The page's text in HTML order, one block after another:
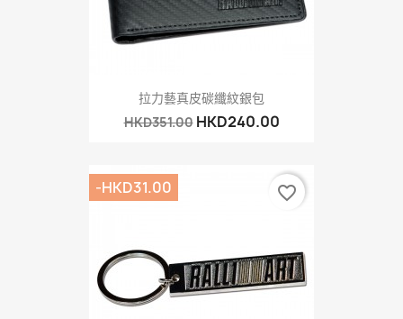
拉力藝真皮碳纖紋銀包
HKD351.00 HKD240.00
-HKD31.00 favorite_border